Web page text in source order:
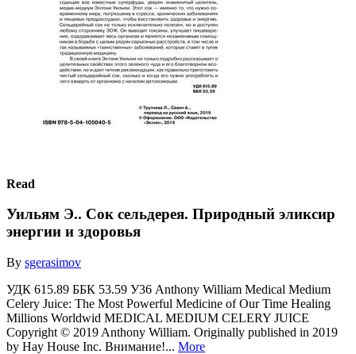
Read
Уильям Э.. Сок сельдерея. Природный эликсир
энергии и здоровья
By sgerasimov
УДК 615.89 ББК 53.59 У36 Anthony William Medical Medium
Celery Juice: The Most Powerful Medicine of Our Time Healing
Millions Worldwid MEDICAL MEDIUM CELERY JUICE
Copyright © 2019 Anthony William. Originally published in 2019
by Hay House Inc. Внимание!... More